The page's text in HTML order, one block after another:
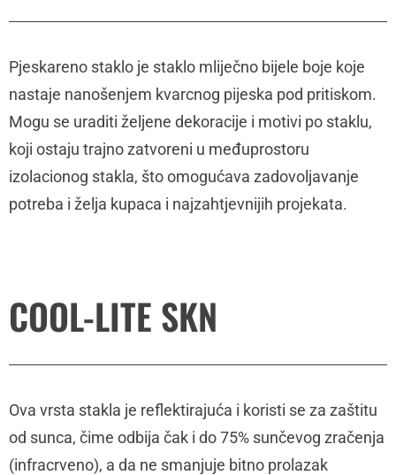
Pjeskareno staklo je staklo mliječno bijele boje koje
nastaje nanošenjem kvarcnog pijeska pod pritiskom.
Mogu se uraditi željene dekoracije i motivi po staklu,
koji ostaju trajno zatvoreni u međuprostoru
izolacionog stakla, što omogućava zadovoljavanje
potreba i želja kupaca i najzahtjevnijih projekata.
COOL-LITE SKN
Ova vrsta stakla je reflektirajuća i koristi se za zaštitu
od sunca, čime odbija čak i do 75% sunčevog zračenja
(infracrveno), a da ne smanjuje bitno prolazak